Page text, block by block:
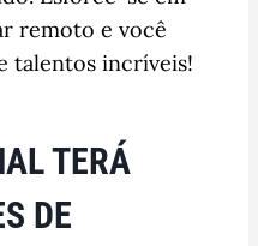
remoto e você
talentos incríveis!
TERÁ
DE